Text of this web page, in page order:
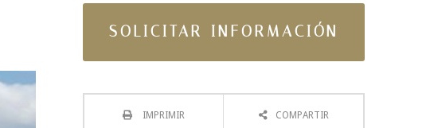
SOLICITAR INFORMACIÓN
IMPRIMIR COMPARTIR